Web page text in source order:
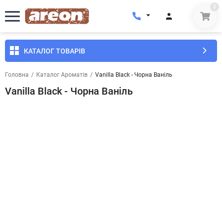
0
КАТАЛОГ ТОВАРІВ
Головна / Каталог Ароматів / Vanilla Black - Чорна Ваніль
Vanilla Black - Чорна Ваніль